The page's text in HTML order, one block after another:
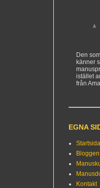
Den
känner
istället
från
EGNA
Kontakt